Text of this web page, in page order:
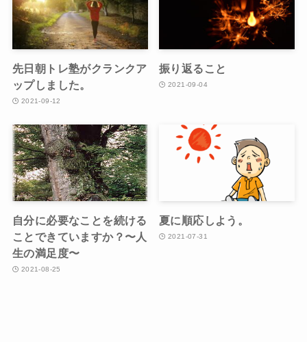
先日朝トレ塾がクランクア
ップしました。
2021-09-12
振り返ること
2021-09-04
自分に必要なことを続ける
ことできていますか？〜人
生の満足度〜
2021-08-25
夏に順応しよう。
2021-07-31